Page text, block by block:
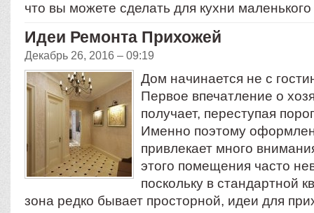
что вы можете сделать для кухни
Идеи Ремонта Прихожей
Декабрь 26, 2016 – 09:19
Дом начинается не с
Первое впечатление о
получает, переступая
Именно поэтому
привлекает много
этого помещения часто
поскольку в стандартной
зона редко бывает просторной, идеи для